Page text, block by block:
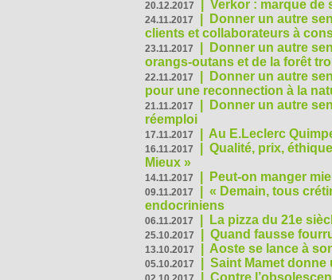
20.12.2017 Verkor : marque de
24.11.2017
Donner un autre
clients et collaborateurs à
23.11.2017
Donner un autre
orangs-outans et de la forêt
22.11.2017
Donner un autre
pour une reconnection à la
21.11.2017
Donner un autre
réemploi
17.11.2017 Au E.Leclerc
16.11.2017
Qualité, prix,
Mieux »
14.11.2017 Peut-on manger
09.11.2017
« Demain, tous
endocriniens
06.11.2017 La pizza du 21e
25.10.2017 Quand fausse
13.10.2017 Aoste se lance à
05.10.2017 Saint Mamet
Contre